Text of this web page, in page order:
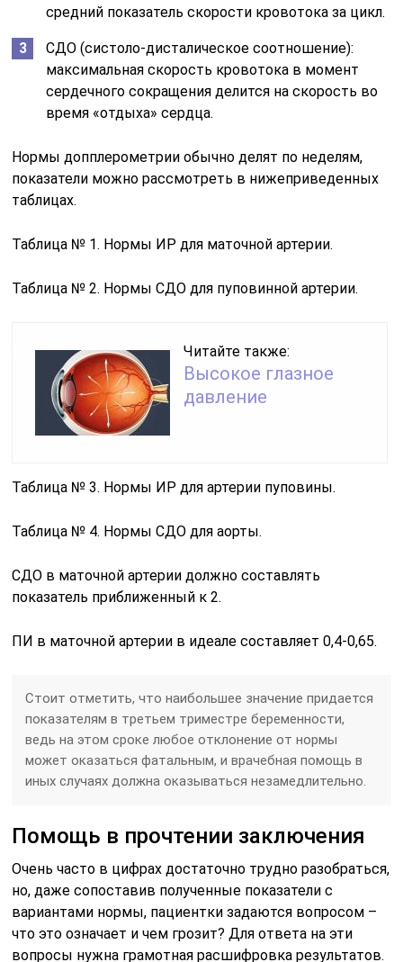
средний показатель скорости кровотока за цикл.
СДО (систоло-дисталическое соотношение):
максимальная скорость кровотока в момент
сердечного сокращения делится на скорость во
время «отдыха» сердца.
Нормы допплерометрии обычно делят по неделям,
показатели можно рассмотреть в нижеприведенных
таблицах.
Таблица № 1. Нормы ИР для маточной артерии.
Таблица № 2. Нормы СДО для пуповинной артерии.
Читайте также:
Высокое глазное
давление
Таблица № 3. Нормы ИР для артерии пуповины.
Таблица № 4. Нормы СДО для аорты.
СДО в маточной артерии должно составлять
показатель приближенный к 2.
ПИ в маточной артерии в идеале составляет 0,4-0,65.
Стоит отметить, что наибольшее значение придается
показателям в третьем триместре беременности,
ведь на этом сроке любое отклонение от нормы
может оказаться фатальным, и врачебная помощь в
иных случаях должна оказываться незамедлительно.
Помощь в прочтении заключения
Очень часто в цифрах достаточно трудно разобраться,
но, даже сопоставив полученные показатели с
вариантами нормы, пациентки задаются вопросом –
что это означает и чем грозит? Для ответа на эти
вопросы нужна грамотная расшифровка результатов.